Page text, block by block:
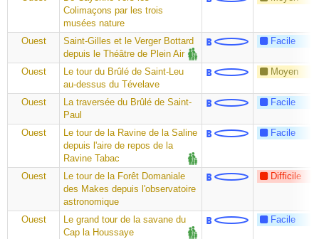
Colimaçons par les trois
musées nature
Ouest
Saint-Gilles et le Verger Bottard
depuis le Théâtre de Plein Air
Facile
Ouest
Le tour du Brûlé de Saint-Leu
au-dessus du Tévelave
Moyen
Ouest
La traversée du Brûlé de Saint-
Paul
Facile
Ouest
Le tour de la Ravine de la Saline
depuis l'aire de repos de la
Ravine Tabac
Facile
Ouest
Le tour de la Forêt Domaniale
des Makes depuis l'observatoire
astronomique
Difficile
Ouest
Le grand tour de la savane du
Cap la Houssaye
Facile